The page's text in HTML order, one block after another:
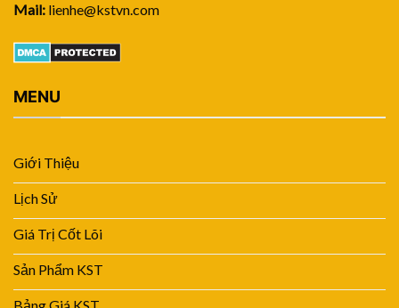
Mail: lienhe@kstvn.com
MENU
Giới Thiệu
Lịch Sử
Giá Trị Cốt Lõi
Sản Phẩm KST